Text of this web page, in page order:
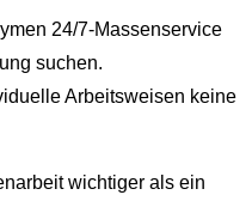
24/7-Massenservice
suchen.
Arbeitsweisen keine
wichtiger als ein